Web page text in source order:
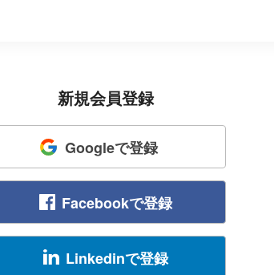
新規会員登録
Googleで登録
Facebookで登録
Linkedinで登録